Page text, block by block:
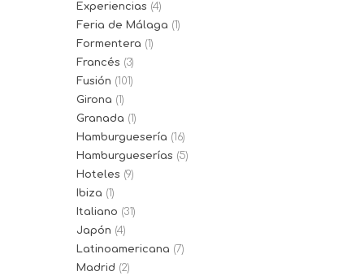
Experiencias (4)
Feria de Málaga (1)
Formentera (1)
Francés (3)
Fusión (101)
Girona (1)
Granada (1)
Hamburguesería (16)
Hamburgueserías (5)
Hoteles (9)
Ibiza (1)
Italiano (31)
Japón (4)
Latinoamericana (7)
Madrid (2)